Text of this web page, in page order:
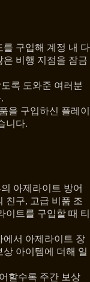
구입해 계정 내 다
비행 지점을 잠금
록 도와준 여러분
을 구입하신 플레이
니다.
아제라이트 방어
친구, 고급 비품 조
이트를 구입할 때 티
에서 아제라이트 장
아이템에 더해 일
할수록 주간 보상